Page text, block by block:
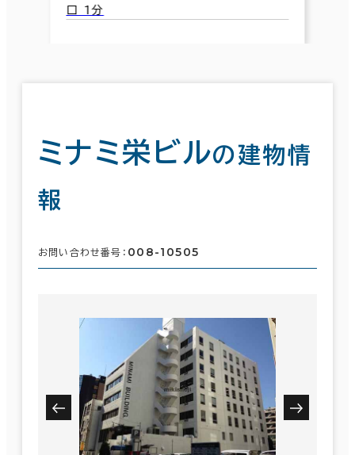
口 1分
ミナミ栄ビルの建物情
報
お問い合わせ番号： 008-10505